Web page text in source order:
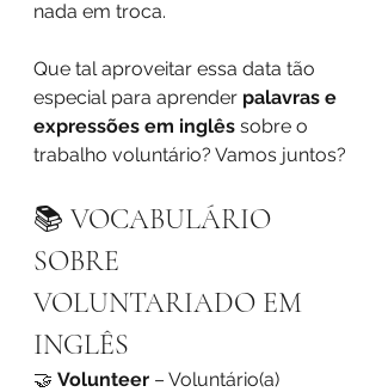
nada em troca.
Que tal aproveitar essa data tão
especial para aprender palavras e
expressões em inglês sobre o
trabalho voluntário? Vamos juntos?
📚 VOCABULÁRIO
SOBRE
VOLUNTARIADO EM
INGLÊS
🤝 Volunteer – Voluntário(a)